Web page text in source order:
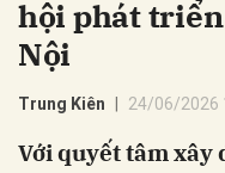
hội phát
Nội
Trung Kiên 24/06/2026
Với quyết tâm xây